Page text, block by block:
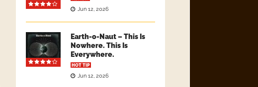
Jun 12, 2026
Earth-o-Naut – This Is
Nowhere. This Is
Everywhere.
HOT TIP
Jun 12, 2026